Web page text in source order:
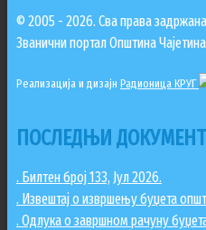
© 2005 - 2026. Сва права задржана
Званични портал Општина Чајетина
Реализација и дизајн Радионица КРУГ
ПОСЛЕДЊИ
. Билтен број 133, Јул 2026.
. Извештај о извршењу буџета
. Одлука о завршном рачуну